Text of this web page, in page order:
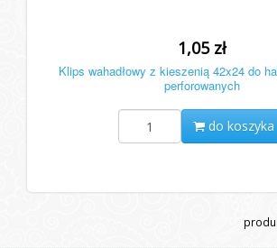
1,05 zł
Klips wahadłowy z kieszenią 42x24 do
perforowanych
do koszyka